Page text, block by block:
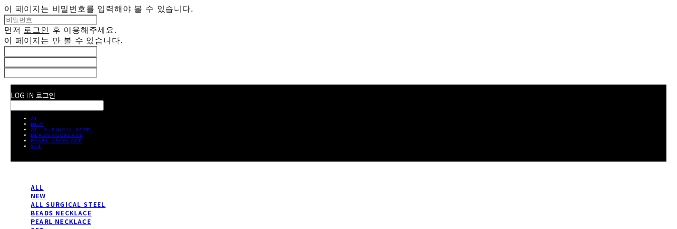
이 페이지는 비밀번호를 입력해야 볼 수 있습니다.
먼저 로그인 후 이용해주세요.
이 페이지는 만 볼 수 있습니다.
LOG IN 로그인
ALL
NEW
ALL SURGICAL STEEL
BEADS NECKLACE
PEARL NECKLACE
SET
ALL
NEW
ALL SURGICAL STEEL
BEADS NECKLACE
PEARL NECKLACE